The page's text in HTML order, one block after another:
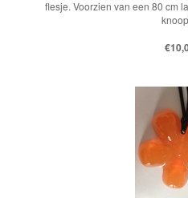
flesje. Voorzien van een 80 cm